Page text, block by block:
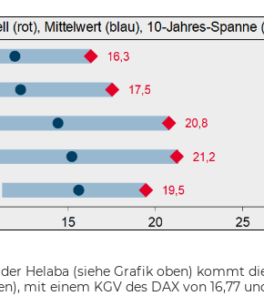
Helaba (siehe Grafik oben) kommt
mit einem KGV des DAX von 16,77